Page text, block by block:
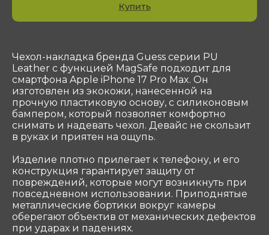
Купить
Чехол-накладка бренда Guess серии PU
Leather с функцией MagSafe подходит для
смартфона Apple iPhone 17 Pro Max. Он
изготовлен из экокожи, нанесенной на
прочную пластиковую основу, с силиконовым
бампером, который позволяет комфортно
снимать и надевать чехол. Девайс не скользит
в руках и приятен на ощупь.
Изделие плотно прилегает к телефону, и его
конструкция гарантирует защиту от
повреждений, которые могут возникнуть при
повседневном использовании. Приподнятые
металлические бортики вокруг камеры
оберегают объектив от механических дефектов
при ударах и падениях.
ООО «Coтеком» Copyright © 2025 All Rights
Reserved
Контакты
shop@sotekom.com
ВЕРНАДСКОГО, Д. 39, ЭТ 4 ПОМ I КОМ 37, 38
ОГРН 1047796297768
ИНН 7716506908
КПП 772901001
Служба поддержки